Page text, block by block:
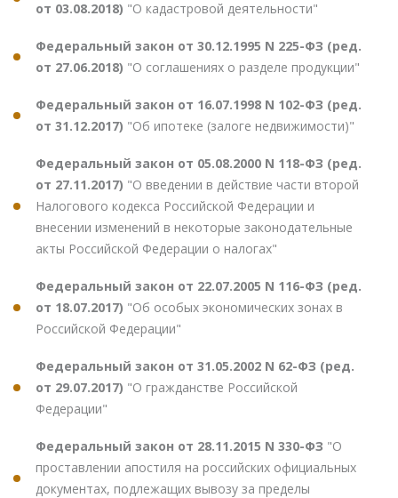
от 03.08.2018) "О кадастровой деятельности"
Федеральный закон от 30.12.1995 N 225-ФЗ (ред.
от 27.06.2018) "О соглашениях о разделе продукции"
Федеральный закон от 16.07.1998 N 102-ФЗ (ред.
от 31.12.2017) "Об ипотеке (залоге недвижимости)"
Федеральный закон от 05.08.2000 N 118-ФЗ (ред.
от 27.11.2017) "О введении в действие части второй
Налогового кодекса Российской Федерации и
внесении изменений в некоторые законодательные
акты Российской Федерации о налогах"
Федеральный закон от 22.07.2005 N 116-ФЗ (ред.
от 18.07.2017) "Об особых экономических зонах в
Российской Федерации"
Федеральный закон от 31.05.2002 N 62-ФЗ (ред.
от 29.07.2017) "О гражданстве Российской
Федерации"
Федеральный закон от 28.11.2015 N 330-ФЗ "О
проставлении апостиля на российских официальных
документах, подлежащих вывозу за пределы